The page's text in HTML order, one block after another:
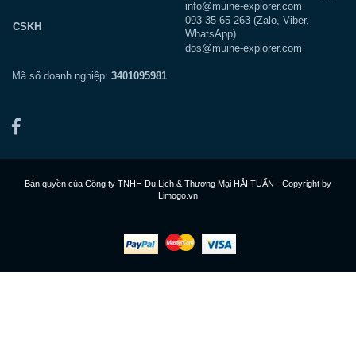
info@muine-explorer.com
CSKH
093 35 65 263 (Zalo, Viber,
WhatsApp)
dos@muine-explorer.com
Mã số doanh nghiệp: 3401095981
Bản quyền của Công ty TNHH Du Lịch & Thương Mại HẢI TUẤN - Copyright by
Limogo.vn